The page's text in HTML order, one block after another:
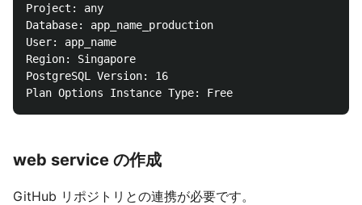
Project: any
Database: app_name_production
User: app_name
Region: Singapore
PostgreSQL Version: 16
web service の作成
GitHub リポジトリとの連携が必要です。